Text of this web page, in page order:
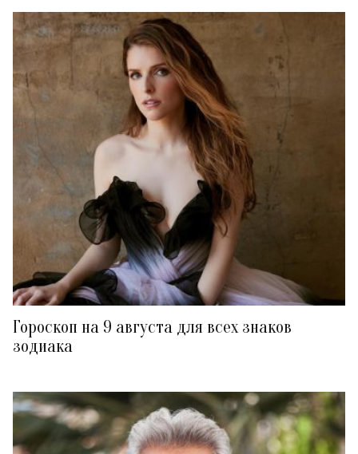
Гороскоп на 9 августа для всех знаков
зодиака